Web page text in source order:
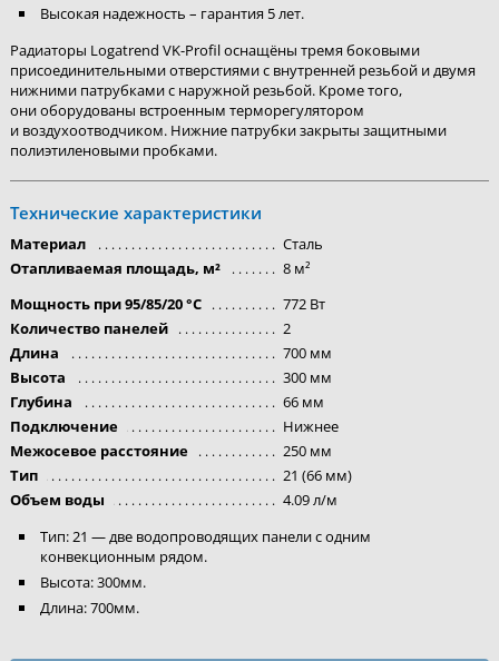
Высокая надежность – гарантия 5 лет.
Радиаторы Logatrend VK-Profil оснащёны тремя боковыми
присоединительными отверстиями с внутренней резьбой и двумя
нижними патрубками с наружной резьбой. Кроме того,
они оборудованы встроенным терморегулятором
и воздухоотводчиком. Нижние патрубки закрыты защитными
полиэтиленовыми пробками.
Технические характеристики
Материал
Сталь
Отапливаемая площадь, м²
8 м²
Мощность при 95/85/20 °C
772 Вт
Количество панелей
2
Длина
700 мм
Высота
300 мм
Глубина
66 мм
Подключение
Нижнее
Межосевое расстояние
250 мм
Тип
21 (66 мм)
Объем воды
4.09 л/м
Тип: 21 — две водопроводящих панели с одним
конвекционным рядом.
Высота: 300мм.
Длина: 700мм.